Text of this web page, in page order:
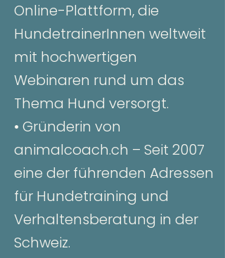
Online-Plattform, die
HundetrainerInnen weltweit
mit hochwertigen
Webinaren rund um das
Thema Hund versorgt.
• Gründerin von
animalcoach.ch – Seit 2007
eine der führenden Adressen
für Hundetraining und
Verhaltensberatung in der
Schweiz.